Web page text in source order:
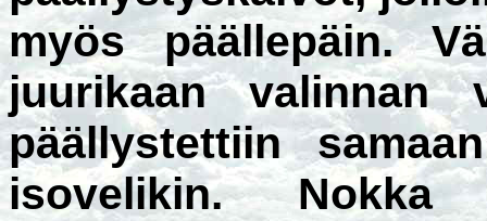
myös päällepäin.
juurikaan valinnan
päällystettiin
isovelikin. Nokka